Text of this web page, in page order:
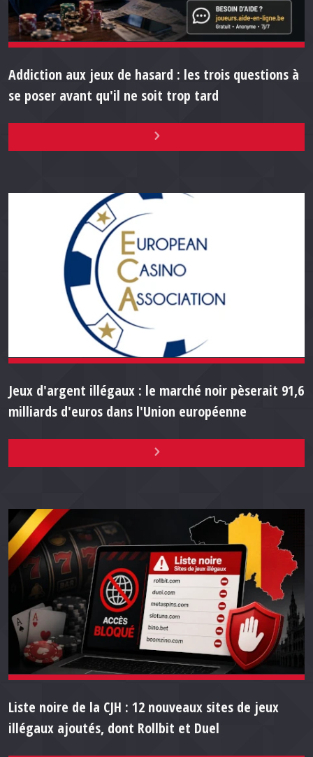
Addiction aux jeux de hasard : les trois questions à
se poser avant qu'il ne soit trop tard
Jeux d'argent illégaux : le marché noir pèserait 91,6
milliards d'euros dans l'Union européenne
Liste noire de la CJH : 12 nouveaux sites de jeux
illégaux ajoutés, dont Rollbit et Duel